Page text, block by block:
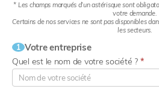
* Les champs marqués d’un astérisque sont
votre demande.
Certains de nos services ne sont pas disponibles
les secteurs.
1 Votre entreprise
Quel est le nom de votre société ? *